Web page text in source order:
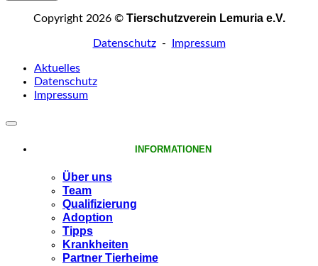
Copyright 2026 © Tierschutzverein Lemuria e.V.
Datenschutz- Impressum
Aktuelles
Datenschutz
Impressum
INFORMATIONEN
Über uns
Team
Qualifizierung
Adoption
Tipps
Krankheiten
Partner Tierheime